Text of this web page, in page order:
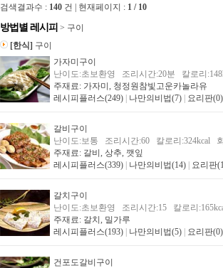
검색결과수 : 140 건 | 현재페이지 : 1 / 10
방법별 레시피 > 구이
[한식] 구이
가자미구이
난이도:초보환영 조리시간:20분 칼로리
주재료: 가자미, 청정원참빛고운카놀라유
레시피플러스(249)
나만의비법(7) 요리판(0)
갈비구이
난이도:보통 조리시간:60 칼로리:324kcal
주재료: 갈비, 상추, 깻잎
레시피플러스(339)
나만의비법(14) 요리판
갈치구이
난이도:초보환영 조리시간:15 칼로리
주재료: 갈치, 밀가루
레시피플러스(193)
나만의비법(5) 요리판(0)
건포도갈비구이